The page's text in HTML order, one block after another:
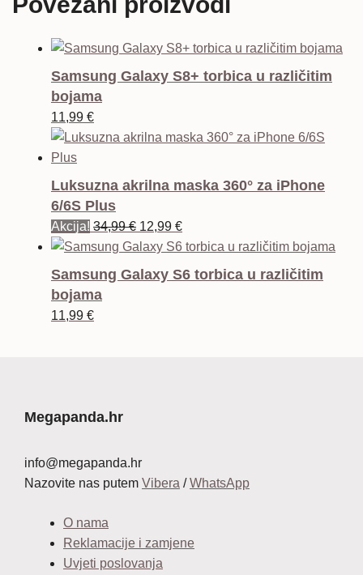
Samsung Galaxy S8+ torbica u različitim
bojama
11,99 €
Luksuzna akrilna maska 360° za iPhone
6/6S Plus
Akcija! 34,99€ Izvorna
cijena
bila
12,99 €Trenutna
cijena
Samsung Galaxy S6 torbica u različitim
bojama
11,99 €
Megapanda.hr
info@megapanda.hr
Nazovite nas putem Vibera /WhatsApp
O nama
Reklamacije i zamjene
Uvjeti poslovanja